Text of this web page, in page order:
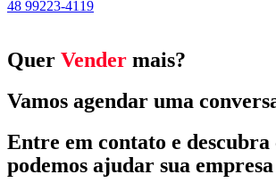
48 99223-4119
Quer Vender mais?
Vamos agendar uma
Entre em contato e descubra
podemos ajudar sua